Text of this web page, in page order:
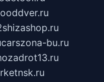
carszona-bu.ru